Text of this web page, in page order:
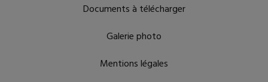
Documents à télécharger
Galerie photo
Mentions légales